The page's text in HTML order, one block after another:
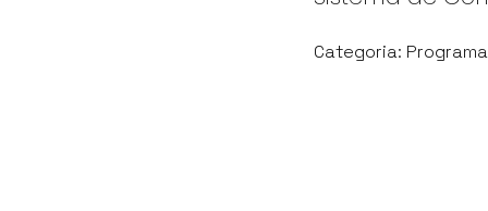
Categoria: